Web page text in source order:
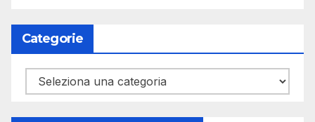
Categorie
Categorie